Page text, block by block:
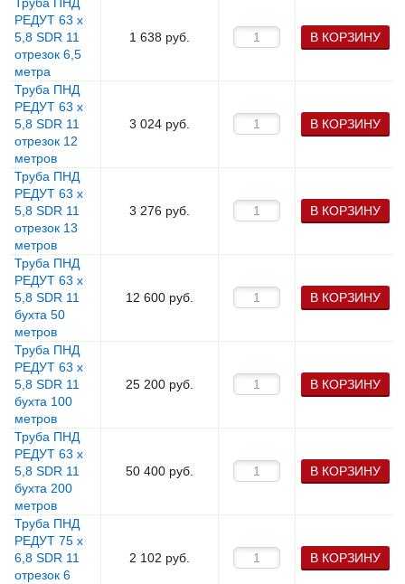
Труба ПНД
РЕДУТ 63 х
5,8 SDR 11
отрезок 6,5
метра
1 638 руб. В КОРЗИНУ
Труба ПНД
РЕДУТ 63 х
5,8 SDR 11
отрезок 12
метров
3 024 руб. В КОРЗИНУ
Труба ПНД
РЕДУТ 63 х
5,8 SDR 11
отрезок 13
метров
3 276 руб. В КОРЗИНУ
Труба ПНД
РЕДУТ 63 х
5,8 SDR 11
бухта 50
метров
12 600 руб. В КОРЗИНУ
Труба ПНД
РЕДУТ 63 х
5,8 SDR 11
бухта 100
метров
25 200 руб. В КОРЗИНУ
Труба ПНД
РЕДУТ 63 х
5,8 SDR 11
бухта 200
метров
50 400 руб. В КОРЗИНУ
Труба ПНД
РЕДУТ 75 х
6,8 SDR 11
отрезок 6
2 102 руб. В КОРЗИНУ